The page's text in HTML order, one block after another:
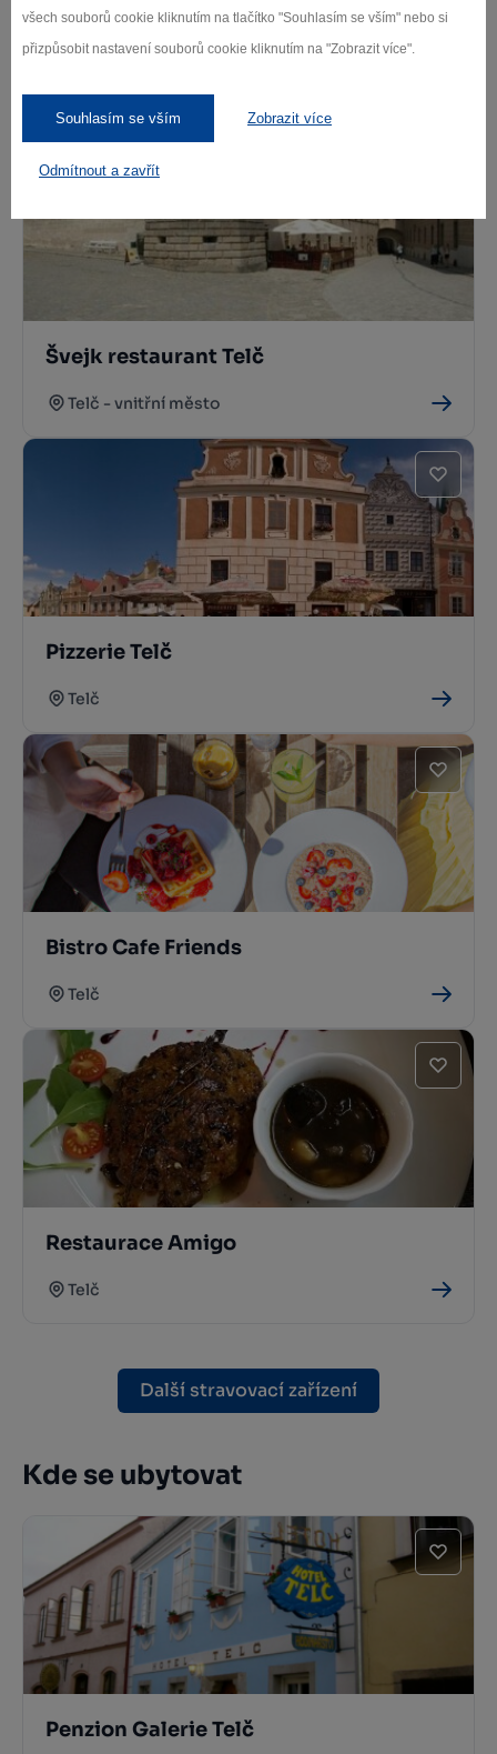
všech souborů cookie kliknutím na tlačítko "Souhlasím se vším" nebo si
přizpůsobit nastavení souborů cookie kliknutím na "Zobrazit více".
Souhlasím se vším Zobrazit více
Odmítnout a zavřít
Letní Restaurace U Roštěnky
Telč
Švejk restaurant Telč
Telč - vnitřní město
Pizzerie Telč
Telč
Bistro Cafe Friends
Telč
Restaurace Amigo
Telč
Další stravovací zařízení
Kde se ubytovat
Penzion Galerie Telč